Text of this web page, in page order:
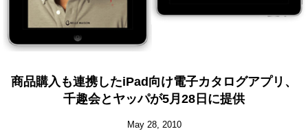
商品購入も連携したiPad向け電子カタログアプリ、
千趣会とヤッパが5月28日に提供
May 28, 2010